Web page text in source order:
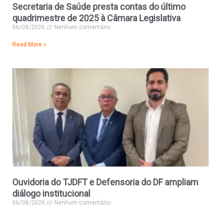
Secretaria de Saúde presta contas do último
quadrimestre de 2025 à Câmara Legislativa
06/08/2026 Nenhum comentário
Read More »
Ouvidoria do TJDFT e Defensoria do DF ampliam
diálogo institucional
06/08/2026 Nenhum comentário